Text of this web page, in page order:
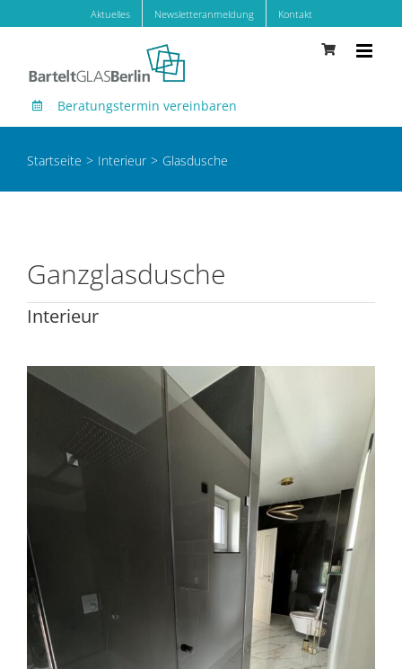
springen
Aktuelles Newsletteranmeldung Kontakt
Beratungstermin vereinbaren
Startseite Interieur Glasdusche
Ganzglasdusche
Interieur